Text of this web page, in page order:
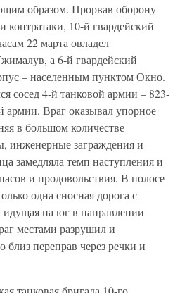
образом. Прорвав оборону
контратаки, 10-й гвардейский
22 марта овладел
а 6-й гвардейский
– населенным пунктом Окно.
сосед 4-й танковой армии – 823-
армии. Враг оказывал упорное
в большом количестве
инженерные заграждения и
замедляла темп наступления и
и продовольствия. В полосе
одна сносная дорога с
на юг в направлении
местами разрушил и
близ переправ через речки и